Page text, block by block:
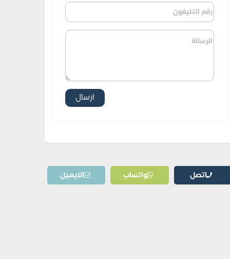
اتصل واتساب الايميل